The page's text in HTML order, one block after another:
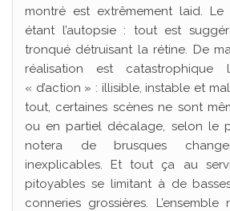
montré est extrêmement laid. Le
étant l’autopsie : tout est
tronqué détruisant la rétine. De
réalisation est catastrophique
« d’action » : illisible, instable et
tout, certaines scènes ne sont
ou en partiel décalage, selon le
notera de brusques
inexplicables. Et tout ça au
pitoyables se limitant à de
conneries grossières. L’ensemble